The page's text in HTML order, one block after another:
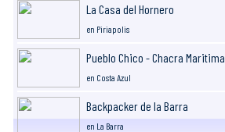
La Casa del Hornero
en Piriapolis
Pueblo Chico - Chacra Maritima
en Costa Azul
Backpacker de la Barra
en La Barra